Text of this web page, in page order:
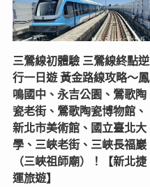
三鶯線初體驗 三鶯線終點逆
行一日遊 黃金路線攻略～鳳
鳴國中、永吉公園、鶯歌陶
瓷老街、鶯歌陶瓷博物館、
新北市美術館、國立臺北大
學、三峽老街、三峽長福巖
（三峽祖師廟）！【新北捷
運旅遊】